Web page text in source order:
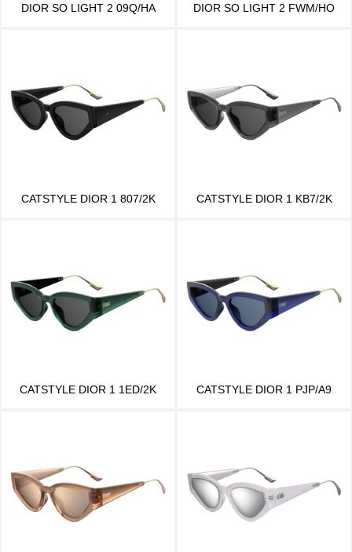
DIOR SO LIGHT 2 09Q/HA DIOR SO LIGHT 2 FWM/HO
CATSTYLE DIOR 1 807/2K CATSTYLE DIOR 1 KB7/2K
CATSTYLE DIOR 1 1ED/2K CATSTYLE DIOR 1 PJP/A9